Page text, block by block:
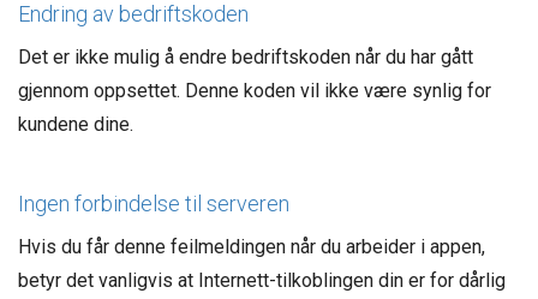
Endring av bedriftskoden
Det er ikke mulig å endre bedriftskoden når du har gått
gjennom oppsettet. Denne koden vil ikke være synlig for
kundene dine.
Ingen forbindelse til serveren
Hvis du får denne feilmeldingen når du arbeider i appen,
betyr det vanligvis at Internett-tilkoblingen din er for dårlig